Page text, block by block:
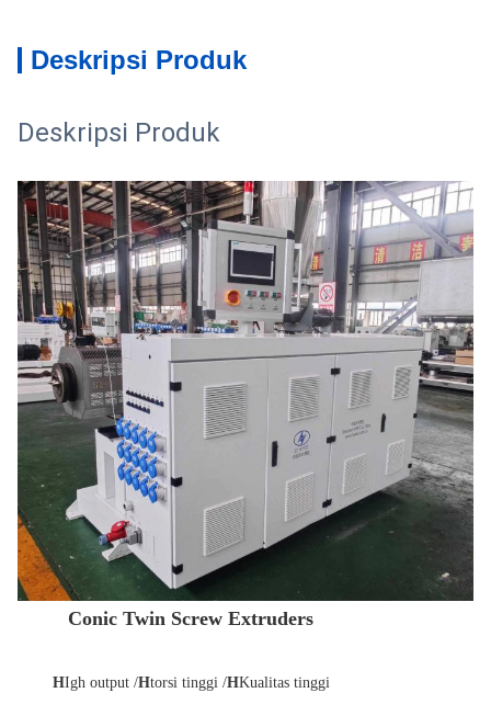
Deskripsi Produk
Deskripsi Produk
Conic Twin Screw Extruders
HIgh output /Htorsi tinggi /HKualitas tinggi